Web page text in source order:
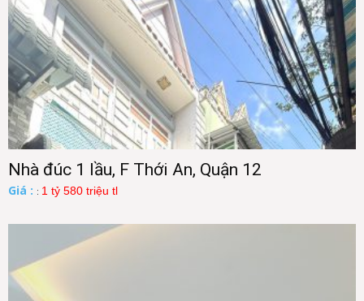
Nhà đúc 1 lầu, F Thới An, Quận 12
Giá : : 1 tỷ 580 triệu tl